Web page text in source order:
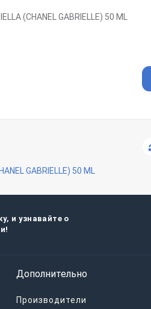
(CHANEL GABRIELLE) 50 ML
GABRIELLE) 50 ML
и узнавайте о
Дополнительно
Производители